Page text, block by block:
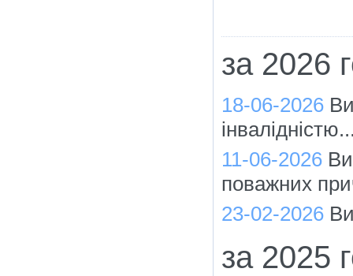
за 2026
18-06-2026
11-06-2026
поважних
23-02-2026
за 2025